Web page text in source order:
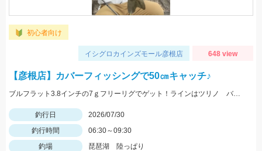
初心者向け
イシグロカインズモール彦根店 648 view
【彦根店】カバーフィッシングで50㎝キャッチ♪
ブルフラット3.8インチの7ｇフリーリグでゲット！ラインはツリノ バス用フロロカーボンライン20LB、フックはオーナー直リグフック3/0を使いました♪
釣行日
2026/07/30
釣行時間
06:30～09:30
釣場
琵琶湖 陸っぱり